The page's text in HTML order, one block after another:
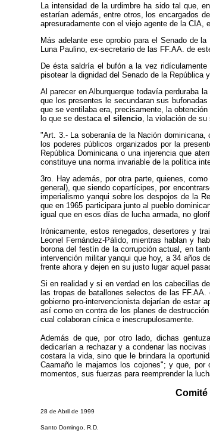
La intensidad de la urdimbre ha sido tal que,
estarían además, entre otros, los encargados
apresuradamente con el viejo agente de la CIA,
Más adelante ese oprobio para el Senado de
Luna Paulino, ex-secretario de las FF.AA. de
De ésta saldría el bufón a la vez
pisotear la dignidad del Senado de la República
Al parecer en Alburquerque todavía perduraba
que los presentes le secundaran sus
que se ventilaba era, precisamente, la
lo que se destaca el silencio, la violación de su
"Art. 3.- La soberanía de la Nación
los poderes públicos organizados por la
República Dominicana o una injerencia que
constituye una norma invariable de la política
3ro. Hay además, por otra parte, quienes,
general), que siendo copartícipes, por
imperialismo yanqui sobre los despojos de la
que en 1965 participara junto al pueblo
igual que en esos días de lucha armada, no
Irónicamente, estos renegados, desertores y
Leonel Fernández-Pálido, mientras hablan y
borona del festín de la corrupción actual, en
intervención militar yanqui que hoy, a 34 años
frente ahora y dejen en su justo lugar aquel
Si en realidad y si en verdad en los cabecillas
las tropas de batallones selectos de las
gobierno pro-intervencionista dejarían de estar
así como en contra de los planes de
cual colaboran cínica e inescrupulosamente.
Además de que, por otro lado, dichas
dedicarían a rechazar y a condenar las
costara la vida, sino que le brindara la
Caamaño le majamos los cojones"; y que,
momentos, sus fuerzas para reemprender la
Comité
28 de Abril de 1999
Santo Domingo, R.D.